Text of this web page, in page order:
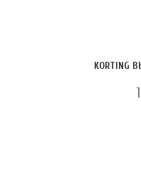
KORTING